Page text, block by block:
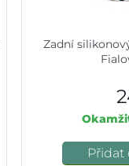
Zadní
Přidat